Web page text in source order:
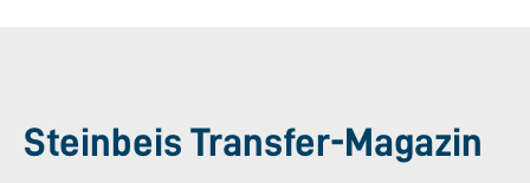
Steinbeis Transfer-Magazin